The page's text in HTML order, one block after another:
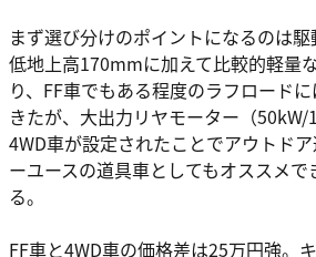
まず選び分けのポイントになるのは
低地上高170mmに加えて比較的軽量
り、FF車でもある程度のラフロード
きたが、大出力リヤモーター（
4WD車が設定されたことでアウトド
ーユースの道具車としてもオススメ
る。
FF車と4WD車の価格差は25万円強。